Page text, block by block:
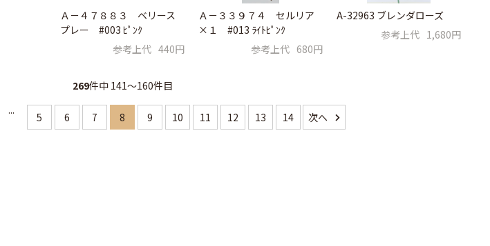
Ａ－４７８８３ ベリース
プレー #003 ﾋﾟﾝｸ
参考上代 440円
Ａ－３３９７４ セルリア
×１ #013 ﾗｲﾄﾋﾟﾝｸ
参考上代 680円
A-32963 ブレンダローズ
参考上代 1,680円
269件中 141〜160件目
...
5 6 7 8 9 10 11 12 13 14